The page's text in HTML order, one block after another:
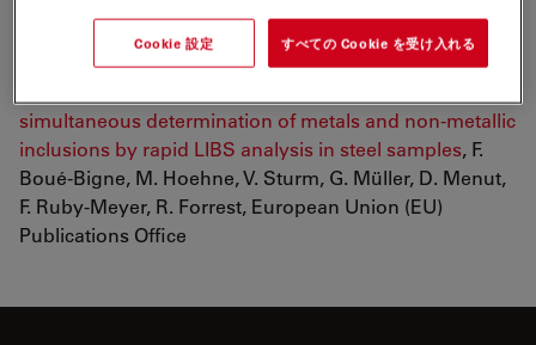
Journal of Alloys and Compounds
2019 vol: 770 pp: 473-482
simultaneous determination of metals and non-metallic
inclusions by rapid LIBS analysis in steel samples, F.
Boué-Bigne, M. Hoehne, V. Sturm, G. Müller, D. Menut,
F. Ruby-Meyer, R. Forrest, European Union (EU)
Publications Office
Cookie 設定 すべての Cookie を受け入れる